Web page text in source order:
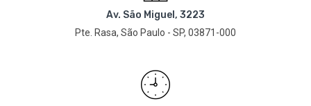
Av. São Miguel, 3223
Pte. Rasa, São Paulo - SP, 03871-000